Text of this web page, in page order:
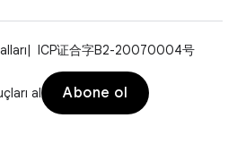
ICP证合字B2-20070004号
al
Abone ol